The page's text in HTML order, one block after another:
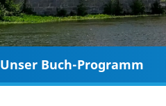
Unser Buch-Programm